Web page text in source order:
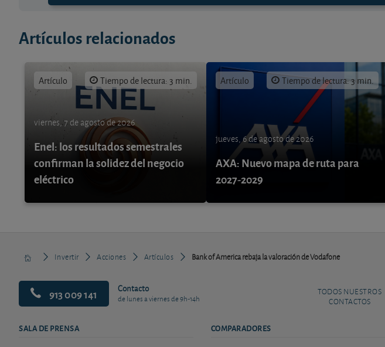
Artículos relacionados
Artículo Tiempo de lectura: 3 min.
viernes, 7 de agosto de 2026
Enel: los resultados semestrales
confirman la solidez del negocio
eléctrico
Artículo Tiempo de lectura: 3 min.
jueves, 6 de agosto de 2026
AXA: Nuevo mapa de ruta para
2027-2029
Invertir Acciones Artículos Bank of America rebaja la valoración de Vodafone
913 009 141 Contacto
de lunes a viernes de 9h-14h
TODOS NUESTROS
CONTACTOS
SALA DE PRENSA COMPARADORES